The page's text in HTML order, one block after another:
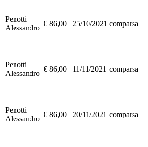
Penotti
Alessandro
€ 86,00 25/10/2021 comparsa
Penotti
Alessandro
€ 86,00 11/11/2021 comparsa
Penotti
Alessandro
€ 86,00 20/11/2021 comparsa